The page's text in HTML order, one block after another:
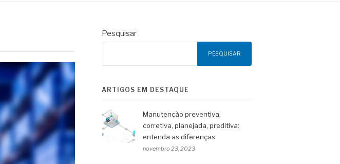
Pesquisar
PESQUISAR
ARTIGOS EM DESTAQUE
Manutenção preventiva,
corretiva, planejada, preditiva:
entenda as diferenças
novembro 23, 2023